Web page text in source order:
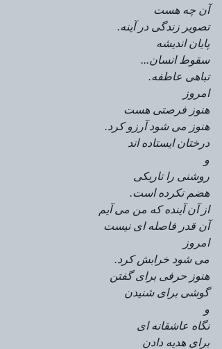
آن چه هست
تصویر زندگی در آینه.
پایان اندیشه
سقوط انسان...
تباهی عاطفه.
امروز
هنوز فرصتی هست
هنوز می شود آرزو کرد.
درختان ایستاده اند
و
روشنی را تاریکی
هضم نکرده است.
از آن آینده که من می آیم
آن قدر فاصله ای نیست
امروز
می شود خرابش کرد.
هنوز حرفی برای گفتن
گوشی برای شنیدن
و
نگاه عاشقانه ای
برای هدیه دادن